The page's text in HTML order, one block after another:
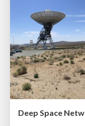
Deep Space